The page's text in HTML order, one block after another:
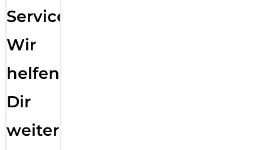
Service:
Wir
helfen
Dir
weiter